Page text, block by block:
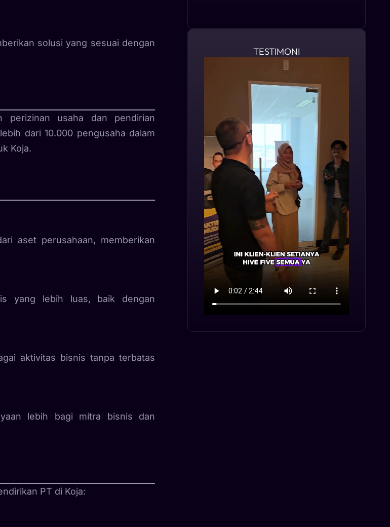
solusi yang sesuai dengan
perizinan usaha dan pendirian
dari 10.000 pengusaha dalam
Koja.
aset perusahaan, memberikan
yang lebih luas, baik dengan
aktivitas bisnis tanpa terbatas
lebih bagi mitra bisnis dan
PT di Koja:
TESTIMONI